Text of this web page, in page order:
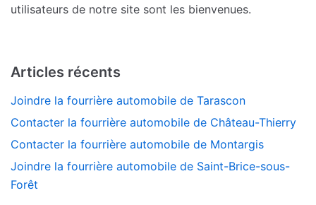
utilisateurs de notre site sont les bienvenues.
Articles récents
Joindre la fourrière automobile de Tarascon
Contacter la fourrière automobile de Château-Thierry
Contacter la fourrière automobile de Montargis
Joindre la fourrière automobile de Saint-Brice-sous-
Forêt